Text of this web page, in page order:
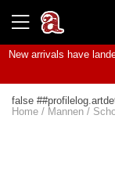
New arrivals have
false
Home / Mannen /